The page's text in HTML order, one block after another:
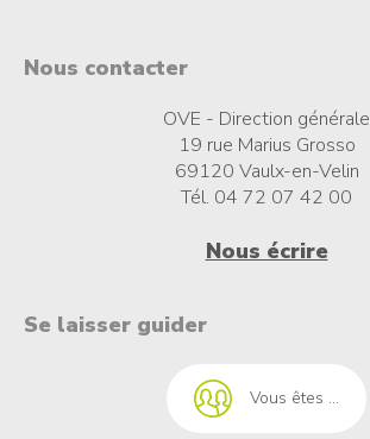
Nous contacter
OVE - Direction générale
19 rue Marius Grosso
69120 Vaulx-en-Velin
Tél. 04 72 07 42 00
Nous écrire
Se laisser guider
Vous êtes ...